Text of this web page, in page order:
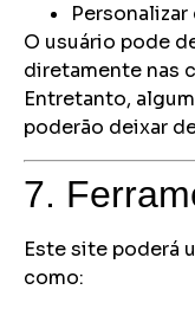
O usuário pode
diretamente nas
Entretanto,
poderão deixar
7.
Este site poderá
como: